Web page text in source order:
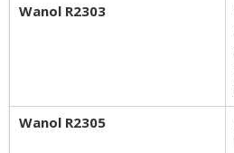
Wanol R2303
Wanol R2305